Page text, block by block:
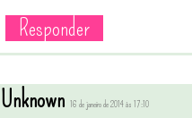
Responder
Unknown 16 de janeiro de 2014 às 17:10